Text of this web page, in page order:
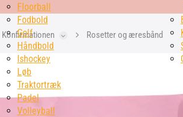
Floorball
Fodbold
Golf
Håndbold
Ishockey
Løb
Traktortræk
Padel
Volleyball
Konfirmationen Rosetter og æresbånd